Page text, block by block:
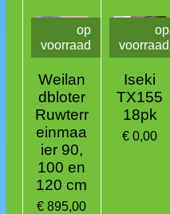
op
voorraad
Weilan
dbloter
Ruwterr
einmaa
ier 90,
100 en
120 cm
€ 895,00
op
voorraad
Iseki
TX155
18pk
€ 0,00